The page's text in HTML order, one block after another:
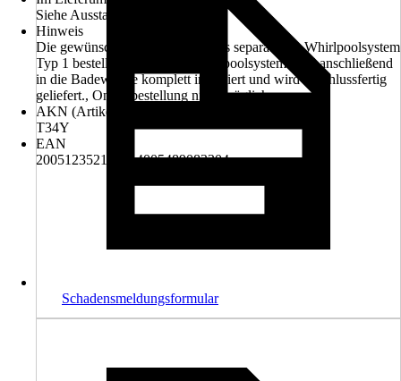
Siehe Ausstattungsmerkmale
Hinweis
Die gewünschte Badewanne muss separat zum Whirlpoolsystem
Typ 1 bestellt werden. Das Whirlpoolsystem wird anschließend
in die Badewanne komplett installiert und wird anschlussfertig
geliefert., Onlinebestellung nicht möglich.
AKN (Artikelkurznummer)
T34Y
EAN
2005123521003, 4005489083304
Schadensmeldungsformular